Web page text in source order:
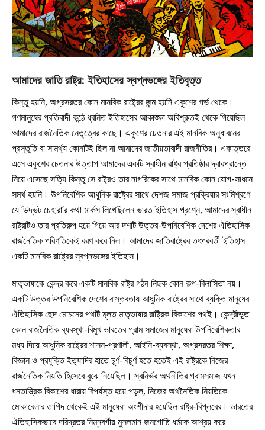
আমাদের জাতি রাষ্ট্র: ইতিহাসের স্বপ্নভঙ্গের ইতিবৃত্ত
কিন্তু হয়নি, অগ্রসরতর কোন মানবিক রাষ্ট্রের জন্ম হয়নি একুশের গর্ভ থেকে।
গণমানুষের প্রতিবাদী কন্ঠে ধ্বনিত ইতিহাসের আকাঙ্ক্ষা অবিশ্রুতই থেকে গিয়েছিল
আমাদের রাজনৈতিক নেতৃত্বের কাছে। একুশের চেতনার এই মানবিক অনুধাবনের
প্রস্তুতি বা সামর্থ্য কোনটিই ছিল না আমাদের জাতীয়তাবাদী রাজনীতির। একাত্তরে
এসে একুশের চেতনার উত্তাপ আমাদের একটি স্বাধীন রাষ্ট্র প্রতিষ্ঠার দ্বারপ্রান্তে
নিয়ে এসেছে সত্যি কিন্তু সে রাষ্ট্রও তার নাগরিকের সাথে মানবিক কোন যোগ-সাধনে
সমর্থ হয়নি। উপনিবেশিক আধুনিক রাষ্ট্রের সাথে দেশজ সমাজ প্রক্রিয়ার সংমিশ্রণে
যে ‘উদ্ভট চেহারা’র কথা মার্কস লিখেছিলেন ভারত ইতিহাস প্রশ্নে, আমাদের স্বাধীন
রাষ্ট্রটিও তার প্রতিরুপ হয়ে গিয়ে আর দশটি উত্তর-উপনিবেশিক দেশের ঐতিহাসিক
রাজনৈতিক পরিণতিকেই বরণ করে নিল। আমাদের জাতিরাষ্ট্রের তৎপরবর্তী ইতিহাস
একটি মানবিক রাষ্ট্রের স্বপ্নভঙ্গের ইতিহাস।
মাতৃভাষাকে কেন্দ্র করে একটি মানবিক রাষ্ট্র গঠন নিছক কোন কল্প-বিলাসিতা নয়।
একটি উত্তর উপনিবেশিক দেশের বাস্তবতায় আধুনিক রাষ্ট্রের সাথে ব্যক্তি মানুষের
ঐতিহাসিক ছেদ মোচনের পথটি মূলত মাতৃভাষার রাষ্ট্রিক বিকাশের পথই। কেন্দ্রীভূত
কোন রাজনৈতিক ব্যবস্থা-বিমুখ ভারতের গ্রাম সমাজের মানুষেরা উপনিবেশিকতার
মধ্য দিয়ে আধুনিক রাষ্ট্রের শাসন-প্রণালী, আইনি-ব্যবস্থা, অগ্রসরতর শিক্ষা,
বিজ্ঞান ও প্রযুক্তি ইত্যাদির হাতে চূর্ণ-বিচূর্ণ হতে হতেই এই রাষ্ট্রকে নিজের
রাজনৈতিক নিয়তি হিসেবে বুঝে নিয়েছিল। স্বনির্ভর অর্থনীতির গ্রামসমাজ যখন
ধনতান্ত্রিক বিকাশের ধারায় বিপর্যস্ত হয়ে পড়ল, নিজের অর্থনৈতিক নিয়তিকে
মোকাবেলার তাগিদ থেকেই এই মানুষেরা অংশীদার হয়েছিল রাষ্ট্র-বিপ্লবের। ভারতের
ঐতিহাসিকভাবে দরিদ্রতর নিম্নবর্গীয় মুসলমান জনগোষ্ঠি ধর্মকে আশ্রয় করে